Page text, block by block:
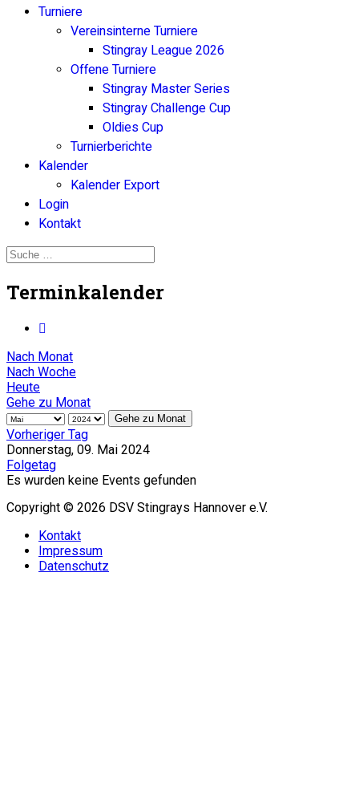
Turniere
Vereinsinterne Turniere
Stingray League 2026
Offene Turniere
Stingray Master Series
Stingray Challenge Cup
Oldies Cup
Turnierberichte
Kalender
Kalender Export
Login
Kontakt
Terminkalender
Nach Monat
Nach Woche
Heute
Gehe zu Monat
Gehe zu Monat
Vorheriger Tag
Donnerstag, 09. Mai 2024
Folgetag
Es wurden keine Events gefunden
Copyright © 2026 DSV Stingrays Hannover e.V.
Kontakt
Impressum
Datenschutz